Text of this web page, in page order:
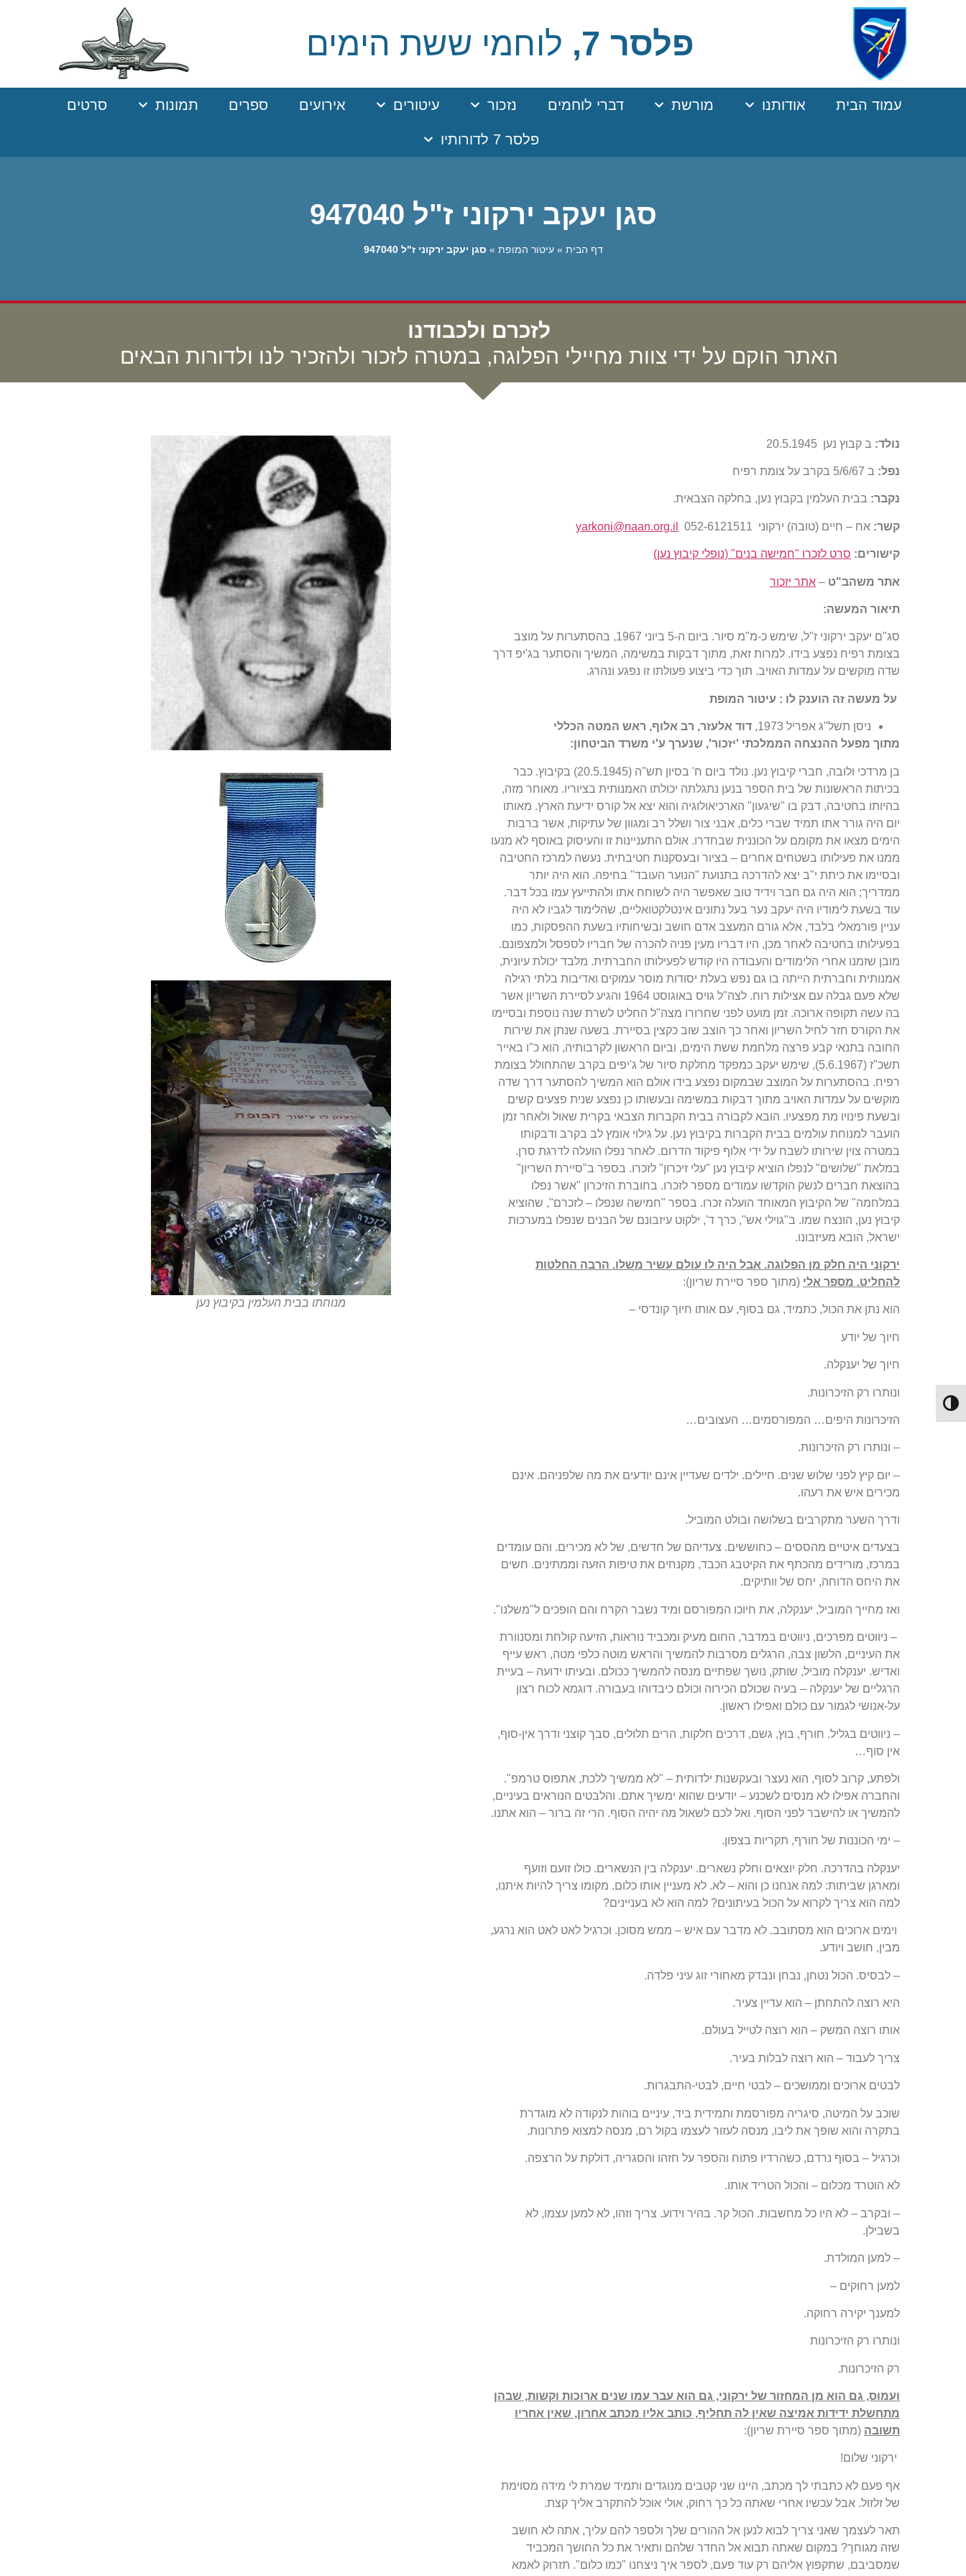
Toggle High Contrast
פלסר 7, לוחמי ששת הימים
עמוד הבית אודותנו מורשת דברי לוחמים נזכור עיטורים אירועים ספרים תמונות סרטים
פלסר 7 לדורותיו
סגן יעקב ירקוני ז"ל 947040
דף הבית »עיטור המופת » סגן יעקב ירקוני ז"ל 947040
לזכרם ולכבודנו
האתר הוקם על ידי צוות מחיילי הפלוגה, במטרה לזכור ולהזכיר לנו ולדורות הבאים
נולד: ב קבוץ נען 20.5.1945
נפל: ב 5/6/67 בקרב על צומת רפיח
נקבר: בבית העלמין בקבוץ נען, בחלקה הצבאית.
קשר: אח – חיים (טובה) ירקוני 052-6121511 yarkoni@naan.org.il
קישורים: סרט לזכרו "חמישה בנים" (נופלי קיבוץ נען)
אתר משהב"ט – אתר יזכור
תיאור המעשה:
סג"ם יעקב ירקוני ז"ל, שימש כ-מ"מ סיור. ביום ה-5 ביוני 1967, בהסתערות על מוצב
בצומת רפיח נפצע בידו. למרות זאת, מתוך דבקות במשימה, המשיך והסתער בג'יפ דרך
שדה מוקשים על עמדות האויב. תוך כדי ביצוע פעולתו זו נפגע ונהרג.
על מעשה זה הוענק לו : עיטור המופת
ניסן תשל"ג אפריל 1973, דוד אלעזר, רב אלוף, ראש המטה הכללי
מתוך מפעל ההנצחה הממלכתי 'יזכור', שנערך ע'י משרד הביטחון:
בן מרדכי ולובה, חברי קיבוץ נען. נולד ביום ח' בסיון תש"ה (20.5.1945) בקיבוץ. כבר
בכיתות הראשונות של בית הספר בנען נתגלתה יכולתו האמנותית בציוריו. מאוחר מזה,
בהיותו בחטיבה, דבק בו "שיגעון" הארכיאולוגיה והוא יצא אל קורס ידיעת הארץ. מאותו
יום היה גורר אתו תמיד שברי כלים, אבני צור ושלל רב ומגוון של עתיקות, אשר ברבות
הימים מצאו את מקומם על הכוננית שבחדרו. אולם התעניינות זו והעיסוק באוסף לא מנעו
ממנו את פעילותו בשטחים אחרים – בציור ובעסקנות חטיבתית. נעשה למרכז החטיבה
ובסיימו את כיתת י"ב יצא להדרכה בתנועת "הנוער העובד" בחיפה. הוא היה יותר
ממדריך; הוא היה גם חבר וידיד טוב שאפשר היה לשוחח אתו ולהתייעץ עמו בכל דבר.
עוד בשעת לימודיו היה יעקב נער בעל נתונים אינטלקטואליים, שהלימוד לגביו לא היה
עניין פורמאלי בלבד, אלא גורם המעצב אדם חושב ובשיחותיו בשעת ההפסקות, כמו
בפעילותו בחטיבה לאחר מכן, היו דבריו מעין פניה להכרה של חבריו לספסל ולמצפונם.
מובן שזמנו אחרי הלימודים והעבודה היו קודש לפעילותו החברתית. מלבד יכולת עיונית,
אמנותית וחברתית הייתה בו גם נפש בעלת יסודות מוסר עמוקים ואדיבות בלתי רגילה
שלא פעם גבלה עם אצילות רוח. לצה"ל גויס באוגוסט 1964 והגיע לסיירת השריון אשר
בה עשה תקופה ארוכה. זמן מועט לפני שחרורו מצה"ל החליט לשרת שנה נוספת ובסיימו
את הקורס חזר לחיל השריון ואחר כך הוצב שוב כקצין בסיירת. בשעה שנתן את שירות
החובה בתנאי קבע פרצה מלחמת ששת הימים, וביום הראשון לקרבותיה, הוא כ"ו באייר
תשכ"ז (5.6.1967), שימש יעקב כמפקד מחלקת סיור של ג'יפים בקרב שהתחולל בצומת
רפיח. בהסתערות על המוצב שבמקום נפצע בידו אולם הוא המשיך להסתער דרך שדה
מוקשים על עמדות האויב מתוך דבקות במשימה ובעשותו כן נפצע שנית פצעים קשים
ובשעת פינויו מת מפצעיו. הובא לקבורה בבית הקברות הצבאי בקרית שאול ולאחר זמן
הועבר למנוחת עולמים בבית הקברות בקיבוץ נען. על גילוי אומץ לב בקרב ודבקותו
במטרה צוין שירותו לשבח על ידי אלוף פיקוד הדרום. לאחר נפלו הועלה לדרגת סרן.
במלאת "שלושים" לנפלו הוציא קיבוץ נען "עלי זיכרון" לזכרו. בספר ב"סיירת השריון"
בהוצאת חברים לנשק הוקדשו עמודים מספר לזכרו. בחוברת הזיכרון "אשר נפלו
במלחמה" של הקיבוץ המאוחד הועלה זכרו. בספר "חמישה שנפלו – לזכרם", שהוציא
קיבוץ נען, הונצח שמו. ב"גוילי אש", כרך ד', ילקוט עיזבונם של הבנים שנפלו במערכות
ישראל, הובא מעיזבונו.
ירקוני היה חלק מן הפלוגה. אבל היה לו עולם עשיר משלו. הרבה החלטות
להחליט. מספר אלי (מתוך ספר סיירת שריון):
הוא נתן את הכול, כתמיד, גם בסוף, עם אותו חיוך קונדסי –
חיוך של יודע
חיוך של יענקלה.
ונותרו רק הזיכרונות.
הזיכרונות היפים… המפורסמים… העצובים…
– ונותרו רק הזיכרונות.
– יום קיץ לפני שלוש שנים. חיילים. ילדים שעדיין אינם יודעים את מה שלפניהם. אינם
מכירים איש את רעהו.
ודרך השער מתקרבים בשלושה ובולט המוביל.
בצעדים איטיים מהססים – כחוששים. צעדיהם של חדשים, של לא מכירים. והם עומדים
במרכז, מורידים מהכתף את הקיטבג הכבד, מקנחים את טיפות הזעה וממתינים. חשים
את היחס הדוחה, יחס של וותיקים.
ואז מחייך המוביל, יענקלה, את חיוכו המפורסם ומיד נשבר הקרח והם הופכים ל"משלנו".
– ניווטים מפרכים, ניווטים במדבר, החום מעיק ומכביד נוראות, הזיעה קולחת ומסנוורת
את העיניים, הלשון צבה, הרגלים מסרבות להמשיך והראש מוטה כלפי מטה, ראש עייף
ואדיש. יענקלה מוביל, שותק, נושך שפתיים מנסה להמשיך ככולם. ובעיתו ידועה – בעיית
הרגליים של יענקלה – בעיה שכולם הכירוה וכולם כיבדוהו בעבורה. דוגמא לכוח רצון
על-אנושי לגמור עם כולם ואפילו ראשון.
– ניווטים בגליל. חורף, בוץ, גשם, דרכים חלקות, הרים תלולים, סבך קוצני ודרך אין-סוף,
אין סוף…
ולפתע, קרוב לסוף, הוא נעצר ובעקשנות ילדותית – "לא ממשיך ללכת, אתפוס טרמפ".
והחברה אפילו לא מנסים לשכנע – יודעים שהוא ימשיך אתם. והלבטים הנוראים בעיניים,
להמשיך או להישבר לפני הסוף. ואל לכם לשאול מה יהיה הסוף. הרי זה ברור – הוא אתנו.
– ימי הכוננות של חורף, תקריות בצפון.
יענקלה בהדרכה. חלק יוצאים וחלק נשארים. יענקלה בין הנשארים. כולו זועם וזועף
ומארגן שביתות: למה אנחנו כן והוא – לא. לא מעניין אותו כלום. מקומו צריך להיות איתנו,
למה הוא צריך לקרוא על הכול בעיתונים? למה הוא לא בעניינים?
וימים ארוכים הוא מסתובב. לא מדבר עם איש – ממש מסוכן. וכרגיל לאט לאט הוא נרגע,
מבין, חושב ויודע.
– לבסיס. הכול נטחן, נבחן ונבדק מאחורי זוג עיני פלדה.
היא רוצה להתחתן – הוא עדיין צעיר.
אותו רוצה המשק – הוא רוצה לטייל בעולם.
צריך לעבוד – הוא רוצה לבלות בעיר.
לבטים ארוכים וממושכים – לבטי חיים, לבטי-התבגרות.
שוכב על המיטה, סיגריה מפורסמת ותמידית ביד, עיניים בוהות לנקודה לא מוגדרת
בתקרה והוא שופך את ליבו, מנסה לעזור לעצמו בקול רם, מנסה למצוא פתרונות.
וכרגיל – בסוף נרדם, כשהרדיו פתוח והספר על חזהו והסגריה, דולקת על הרצפה.
לא הוטרד מכלום – והכול הטריד אותו.
– ובקרב – לא היו כל מחשבות. הכול קר. בהיר וידוע. צריך וזהו, לא למען עצמו, לא
בשבילן.
– למען המולדת.
למען רחוקים –
למענך יקירה רחוקה.
ונותרו רק הזיכרונות
רק הזיכרונות.
ועמוס, גם הוא מן המחזור של ירקוני, גם הוא עבר עמו שנים ארוכות וקשות, שבהן
מתחשלת ידידות אמיצה שאין לה תחליף, כותב אליו מכתב אחרון, שאין אחריו
תשובה (מתוך ספר סיירת שריון):
ירקוני שלום!
אף פעם לא כתבתי לך מכתב, היינו שני קטבים מנוגדים ותמיד שמרת לי מידה מסוימת
של זלזול. אבל עכשיו אחרי שאתה כל כך רחוק, אולי אוכל להתקרב אליך קצת.
תאר לעצמך שאני צריך לבוא לנען אל ההורים שלך ולספר להם עליך, אתה לא חושב
שזה מגוחך? במקום שאתה תבוא אל החדר שלהם ותאיר את כל החושך המכביד
שמסביבם, שתקפוץ אליהם רק עוד פעם, לספר איך ניצחנו "כמו כלום". תזרוק לאמא
מנוחתו בבית העלמין בקיבוץ נען